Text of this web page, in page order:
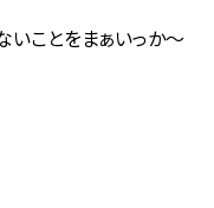
ことをまぁいっか～